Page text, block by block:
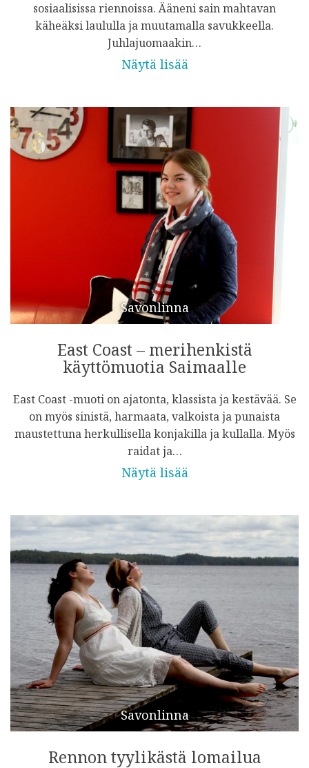
sosiaalisissa riennoissa. Ääneni sain mahtavan
käheäksi laululla ja muutamalla savukkeella.
Juhlajuomaakin…
Näytä lisää
Savonlinna
East Coast – merihenkistä
käyttömuotia Saimaalle
East Coast -muoti on ajatonta, klassista ja kestävää. Se
on myös sinistä, harmaata, valkoista ja punaista
maustettuna herkullisella konjakilla ja kullalla. Myös
raidat ja…
Näytä lisää
Savonlinna
Rennon tyylikästä lomailua